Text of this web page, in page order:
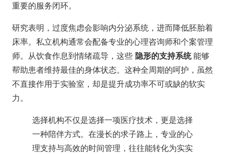
重要的服务闭环。
研究表明，过度焦虑会影响内分泌系统，进而降低胚胎着
床率。私立机构通常会配备专业的心理咨询师和个案管理
师。从饮食作息到情绪疏导，这些 隐形的支持系统能够
帮助患者维持最佳的身体状态。这种全周期的呵护，虽然
不直接作用于实验室，却是提升成功率不可或缺的软实
力。
选择机构不仅是选择一项医疗技术，更是选择
一种陪伴方式。在漫长的求子路上，专业的心
理支持与高效的时间管理，往往能转化为实实